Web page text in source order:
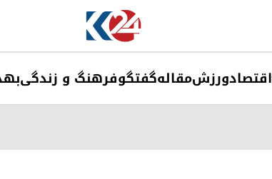
اقتصادورزشمقالهگفتگوفرهنگ و زندگی